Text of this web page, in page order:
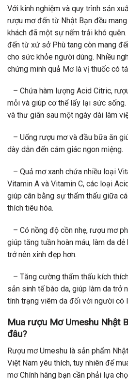
Với kinh nghiệm và quy trình sản
rượu mơ đến từ Nhật Bạn đều
khách đã một sự nếm trải khó
đến từ xứ sở Phù tang còn mang
cho sức khỏe người dùng. Nhiều
chứng minh quả Mơ là vị thuốc có
– Chứa hàm lượng Acid Citric,
mỏi và giúp cơ thể lấy lại sức
và thư giãn sau một ngày dài làm
– Uống rượu mơ và đầu bữa ăn
dày dẫn đến cảm giác ngon miệng.
– Quả mơ xanh chứa nhiều loại
Vitamin A và Vitamin C, các loại
giúp cân bằng sự thẩm thấu giữa
thích tiêu hóa.
– Có nồng độ cồn nhẹ, rượu mơ
giúp tăng tuần hoàn máu, làm da
trở nên xinh đẹp hơn.
– Tăng cường thẩm thấu kích
sản sinh tế bào da, giúp làm da trở
tính trạng viêm da đối với người có
Mua rượu Mơ Umeshu Nhật
đâu?
Rượu mơ Umeshu là sản phẩm
Việt Nam yêu thích, tuy nhiên để
mơ Chính hãng bạn cần phải lựa